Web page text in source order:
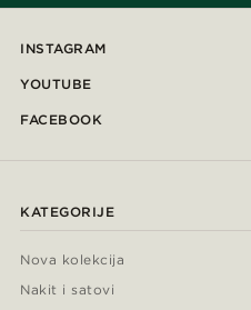
INSTAGRAM
YOUTUBE
FACEBOOK
KATEGORIJE
Nova kolekcija
Nakit i satovi